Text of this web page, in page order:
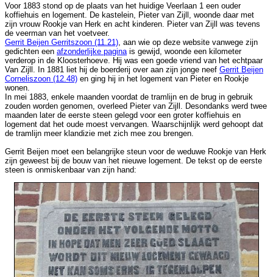
Voor 1883 stond op de plaats van het huidige Veerlaan 1 een ouder
koffiehuis en logement. De kastelein, Pieter van Zijll, woonde daar met
zijn vrouw Rookje van Herk en acht kinderen. Pieter van Zijll was tevens
de veerman van het voetveer.
Gerrit Beijen Gerritszoon (11.21) , aan wie op deze website vanwege zijn
gedichten een afzonderlijke pagina is gewijd, woonde een kilometer
verderop in de Kloosterhoeve. Hij was een goede vriend van het echtpaar
Van Zijll. In 1881 liet hij de boerderij over aan zijn jonge neef Gerrit Beijen
Corneliszoon (12.48) en ging hij in het logement van Pieter en Rookje
wonen.
In mei 1883, enkele maanden voordat de tramlijn en de brug in gebruik
zouden worden genomen, overleed Pieter van Zijll. Desondanks werd twee
maanden later de eerste steen gelegd voor een groter koffiehuis en
logement dat het oude moest vervangen. Waarschijnlijk werd gehoopt dat
de tramlijn meer klandizie met zich mee zou brengen.
Gerrit Beijen moet een belangrijke steun voor de weduwe Rookje van Herk
zijn geweest bij de bouw van het nieuwe logement. De tekst op de eerste
steen is onmiskenbaar van zijn hand: